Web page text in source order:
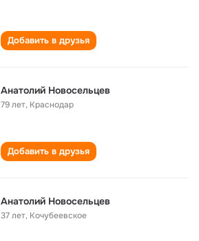
Добавить в друзья
Анатолий Новосельцев
79 лет, Краснодар
Добавить в друзья
Анатолий Новосельцев
37 лет, Кочубеевское